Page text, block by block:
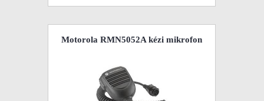
Motorola RMN5052A kézi mikrofon